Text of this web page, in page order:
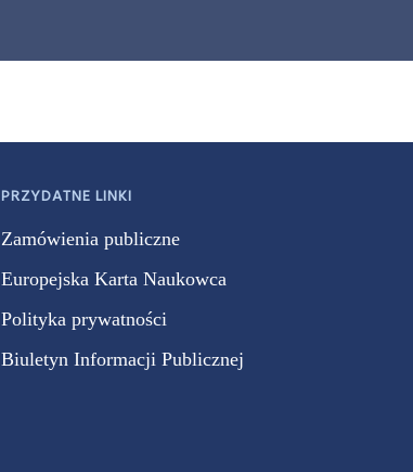
PRZYDATNE LINKI
Zamówienia publiczne
Europejska Karta Naukowca
Polityka prywatności
Biuletyn Informacji Publicznej